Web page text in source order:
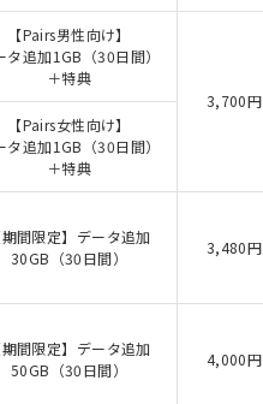
【Pairs男性向け】
タ追加1GB（30日間）
＋特典
3,700円
【Pairs女性向け】
タ追加1GB（30日間）
＋特典
期間限定】データ追加
30GB（30日間）
3,480円
期間限定】データ追加
50GB（30日間）
4,000円